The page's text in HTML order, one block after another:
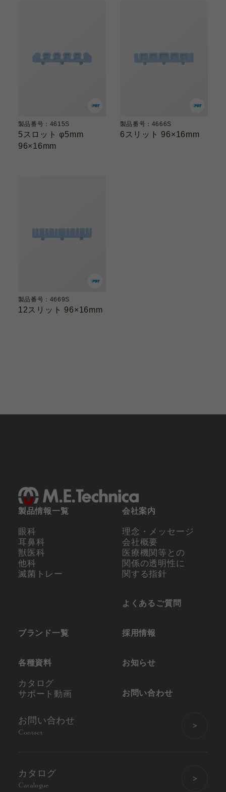
製品番号：4615S
5スロット φ5mm
96×16mm
製品番号：4666S
6スリット 96×16mm
製品番号：4669S
12スリット 96×16mm
製品情報一覧
眼科
耳鼻科
獣医科
他科
滅菌トレー
ブランド一覧
各種資料
カタログ
サポート動画
会社案内
理念・メッセージ
会社概要
医療機関等との
関係の透明性に
関する指針
よくあるご質問
採用情報
お知らせ
お問い合わせ
お問い合わせ
Contact
カタログ
Catalogue